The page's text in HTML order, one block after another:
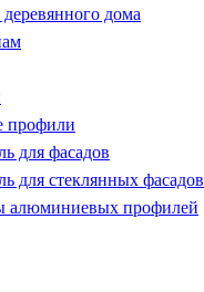
дома
профили
для фасадов
для стеклянных фасадов
алюминиевых профилей